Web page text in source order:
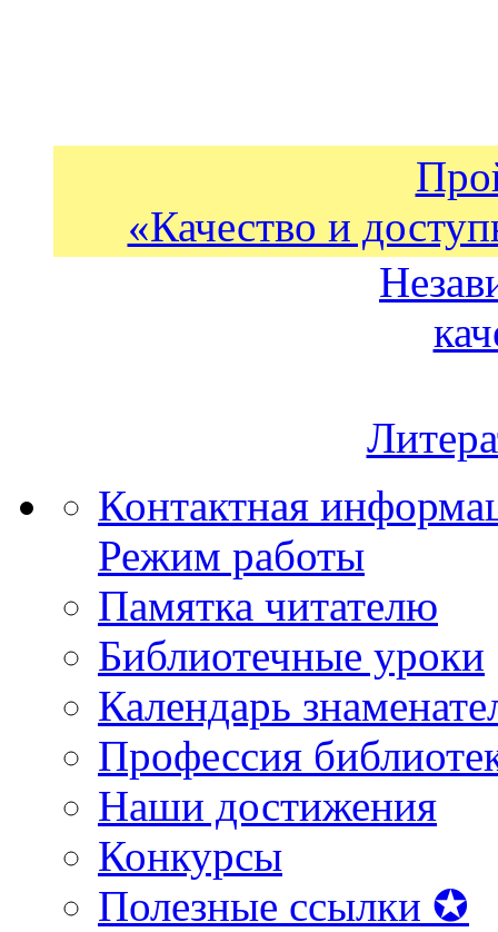
«Качество и
Контактная
Режим работы
Памятка читателю
Библиотечные уроки
Календарь
Профессия
Наши достижения
Конкурсы
Полезные ссылки ✪